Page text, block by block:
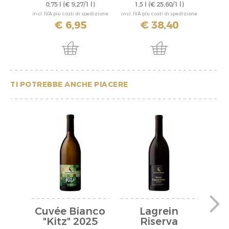
0,75 l (€ 9,27/1 l)
incl. IVA più costi di spedizione
€ 6,95
1,5 l (€ 25,60/1 l)
incl. IVA più costi di spedizione
€ 38,40
TI POTREBBE ANCHE PIACERE
Cuvée Bianco
"Kitz" 2025
Lagrein
Riserva